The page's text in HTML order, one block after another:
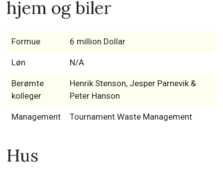
hjem og biler
Formue 6 million Dollar
Løn N/A
Berømte
kolleger
Henrik Stenson, Jesper Parnevik &
Peter Hanson
Management Tournament Waste Management
Hus